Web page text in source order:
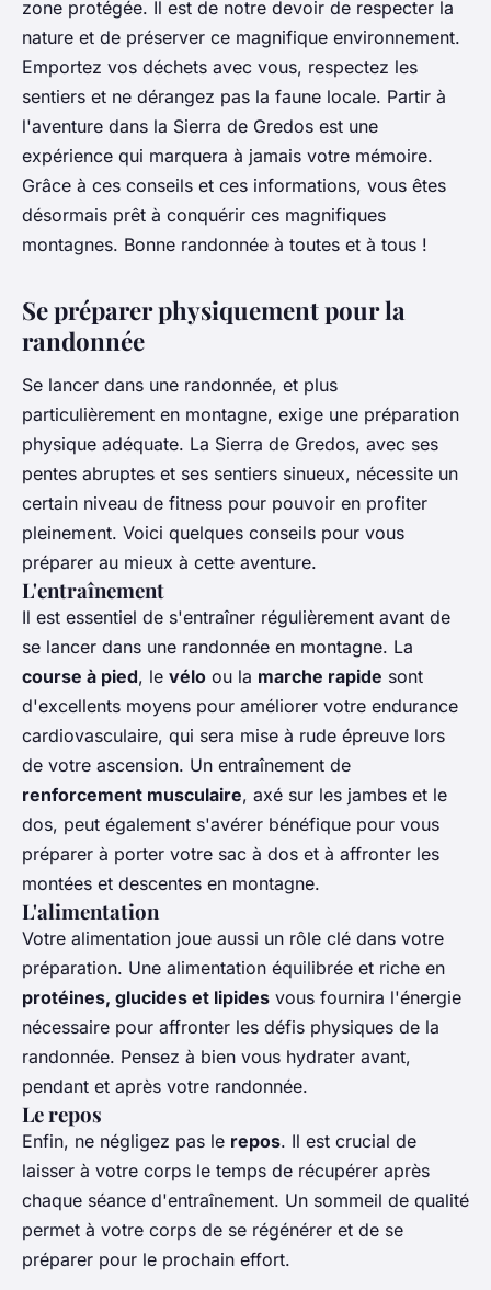
zone protégée. Il est de notre devoir de respecter la
nature et de préserver ce magnifique environnement.
Emportez vos déchets avec vous, respectez les
sentiers et ne dérangez pas la faune locale. Partir à
l'aventure dans la Sierra de Gredos est une
expérience qui marquera à jamais votre mémoire.
Grâce à ces conseils et ces informations, vous êtes
désormais prêt à conquérir ces magnifiques
montagnes. Bonne randonnée à toutes et à tous !
Se préparer physiquement pour la
randonnée
Se lancer dans une randonnée, et plus
particulièrement en montagne, exige une préparation
physique adéquate. La Sierra de Gredos, avec ses
pentes abruptes et ses sentiers sinueux, nécessite un
certain niveau de fitness pour pouvoir en profiter
pleinement. Voici quelques conseils pour vous
préparer au mieux à cette aventure.
L'entraînement
Il est essentiel de s'entraîner régulièrement avant de
se lancer dans une randonnée en montagne. La
course à pied, le vélo ou la marche rapide sont
d'excellents moyens pour améliorer votre endurance
cardiovasculaire, qui sera mise à rude épreuve lors
de votre ascension. Un entraînement de
renforcement musculaire, axé sur les jambes et le
dos, peut également s'avérer bénéfique pour vous
préparer à porter votre sac à dos et à affronter les
montées et descentes en montagne.
L'alimentation
Votre alimentation joue aussi un rôle clé dans votre
préparation. Une alimentation équilibrée et riche en
protéines, glucides et lipides vous fournira l'énergie
nécessaire pour affronter les défis physiques de la
randonnée. Pensez à bien vous hydrater avant,
pendant et après votre randonnée.
Le repos
Enfin, ne négligez pas le repos. Il est crucial de
laisser à votre corps le temps de récupérer après
chaque séance d'entraînement. Un sommeil de qualité
permet à votre corps de se régénérer et de se
préparer pour le prochain effort.